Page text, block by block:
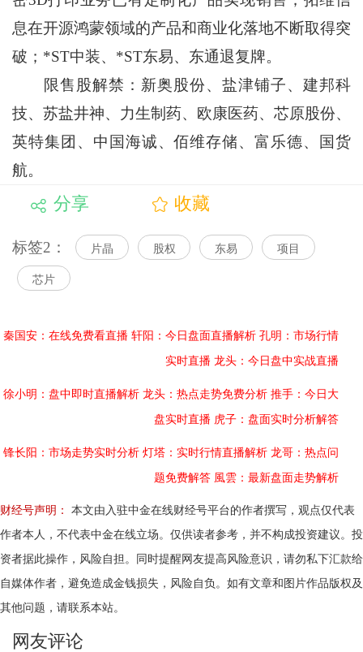
息在开源鸿蒙领域的产品和商业化落地不断取得突
破；*ST中装、*ST东易、东通退复牌。
限售股解禁：新奥股份、盐津铺子、建邦科
技、苏盐井神、力生制药、欧康医药、芯原股份、
英特集团、中国海诚、佰维存储、富乐德、国货
航。
分享 收藏
标签2： 片晶 股权 东易 项目
芯片
秦国安：在线免费看直播 轩阳：今日盘面直播解析 孔明：市场行情
实时直播 龙头：今日盘中实战直播
徐小明：盘中即时直播解析 龙头：热点走势免费分析 推手：今日大
盘实时直播 虎子：盘面实时分析解答
锋长阳：市场走势实时分析 灯塔：实时行情直播解析 龙哥：热点问
题免费解答 風雲：最新盘面走势解析
财经号声明：
本文由入驻中金在线财经号平台的作者撰写，观点仅代表
作者本人，不代表中金在线立场。仅供读者参考，并不构成投资建议。投
资者据此操作，风险自担。同时提醒网友提高风险意识，请勿私下汇款给
自媒体作者，避免造成金钱损失，风险自负。如有文章和图片作品版权及
其他问题，请联系本站。